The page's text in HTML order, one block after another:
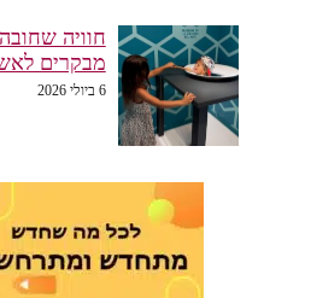
חוויה
מבקרים
6 ביולי 2026